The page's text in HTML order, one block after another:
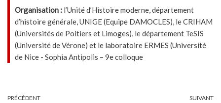
Organisation : l’Unité d’Histoire moderne, département
d’histoire générale, UNIGE (Equipe DAMOCLES), le CRIHAM
(Universités de Poitiers et Limoges), le département TeSIS
(Université de Vérone) et le laboratoire ERMES (Université
de Nice - Sophia Antipolis – 9e colloque
PRÉCÉDENT SUIVANT